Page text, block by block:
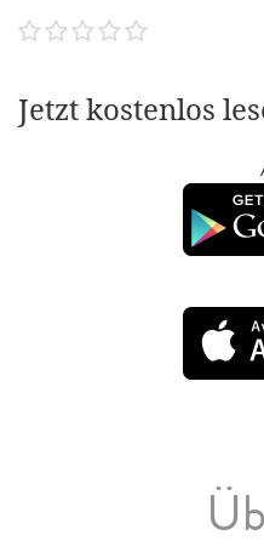
Jetzt kostenlos